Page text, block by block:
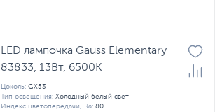
LED лампочка Gauss Elementary
83833, 13Вт, 6500K
Цоколь: GX53
Тип освещения: Холодный белый свет
Индекс цветопередачи, Ra: 80